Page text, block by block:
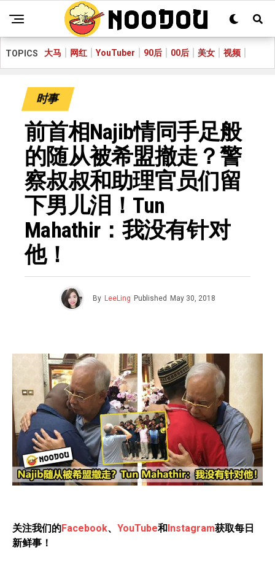
TOPICS 大马 网红 YouTuber 90后 00后 美女 视频
时事
前首相Najib情同手足般
的随从被希盟撤走？警
察叔叔和助理官员们留
下男儿泪！Tun
Mahathir：我没有针对
他！
By LeeLing Published May 30, 2018
关注我们的Facebook、 YouTube和Instagram获取每日
新鲜事！